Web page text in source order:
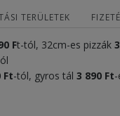
TERÜLETEK
Ft-tól, 32cm-es pizzák 3
Ft-tól, gyros tál 3 890 Ft